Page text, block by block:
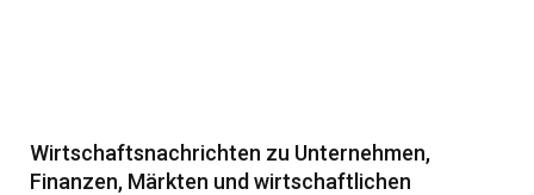
Wirtschaftsnachrichten zu Unternehmen,
Finanzen, Märkten und wirtschaftlichen